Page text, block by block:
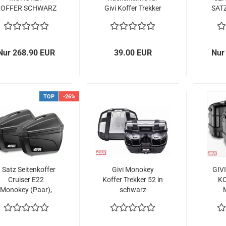
SCHWARZ
268.90 EUR
Givi Koffer Trekker
TRK46N
39.00 EUR
TOP -26%
Satz Seitenkoffer
Cruiser E22
Monokey (Paar),
Givi Monokey
Koffer Trekker 52 in
schwarz